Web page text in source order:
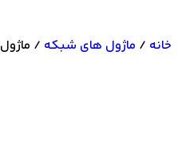
خانه / ماژول‌ های شبکه / ماژول C9200-NM-2Y شبکه